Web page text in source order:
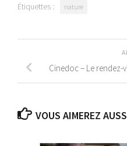
Étiquettes : nature
Cinedoc – Le
VOUS AIMEREZ